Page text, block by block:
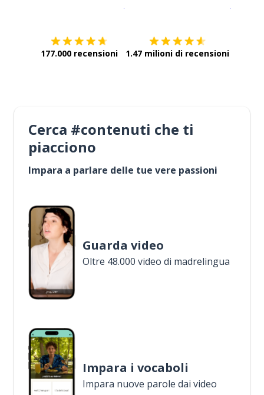
177.000 recensioni 1.47 milioni di recensioni
Cerca #contenuti che ti
piacciono
Impara a parlare delle tue vere passioni
Guarda video
Oltre 48.000 video di madrelingua
Impara i vocaboli
Impara nuove parole dai video